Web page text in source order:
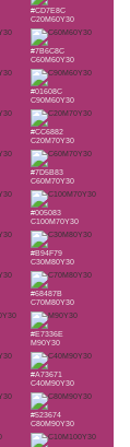
#CD7E8C
C20M60Y30
#7B6C8C
C60M60Y30
#01608C
C90M60Y30
#CC6882
C20M70Y30
#7D5B83
C60M70Y30
#005083
C100M70Y30
#B94F79
C30M80Y30
#68487B
C70M80Y30
#E7336E
M90Y30
#A73671
C40M90Y30
#523674
C80M90Y30